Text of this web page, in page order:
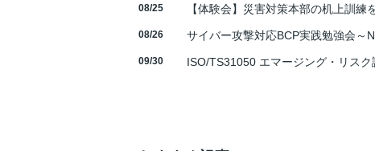
08/25 【体験会】災害対策本部の机上訓
08/26 サイバー攻撃対応BCP実践勉強会～
09/30 ISO/TS31050 エマージング・リスク